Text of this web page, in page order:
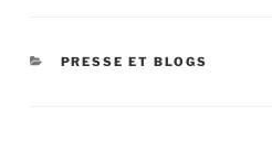
CATÉGORIES
PRESSE ET BLOGS